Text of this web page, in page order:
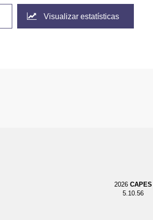
Visualizar estatísticas
2026 CAPES
5.10.56